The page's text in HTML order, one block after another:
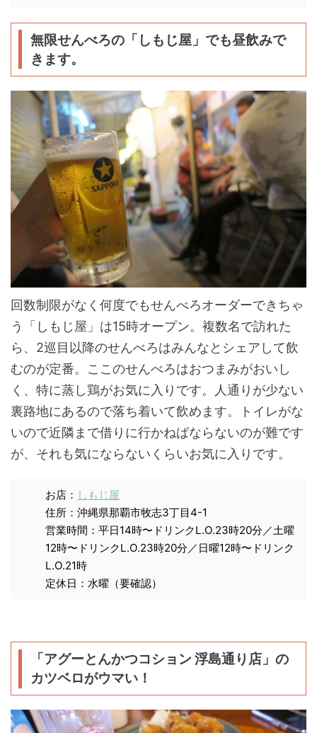
無限せんべろの「しもじ屋」でも昼飲みで
きます。
回数制限がなく何度でもせんべろオーダーできちゃ
う「しもじ屋」は15時オープン。複数名で訪れた
ら、2巡目以降のせんべろはみんなとシェアして飲
むのが定番。ここのせんべろはおつまみがおいし
く、特に蒸し鶏がお気に入りです。人通りが少ない
裏路地にあるので落ち着いて飲めます。トイレがな
いので近隣まで借りに行かねばならないのが難です
が、それも気にならないくらいお気に入りです。
お店： しもじ屋
住所：沖縄県那覇市牧志3丁目4-1
営業時間：平日14時〜ドリンクL.O.23時20分／土曜
12時〜ドリンクL.O.23時20分／日曜12時〜ドリンク
L.O.21時
定休日：水曜（要確認）
「アグーとんかつコション 浮島通り店」の
カツベロがウマい！